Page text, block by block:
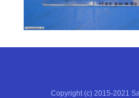
Copyright (c) 2015-2021